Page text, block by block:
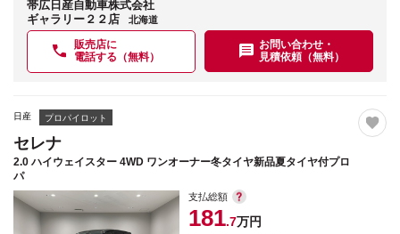
帯広日産自動車株式会社
ギャラリー２２店
北海道
販売店に
電話する（無料）
お問い合わせ・
見積依頼（無料）
日産 プロパイロット
セレナ
2.0 ハイウェイスター 4WD ワンオーナー冬タイヤ新品夏タイヤ付プロ
パ
支払総額
181.7万円